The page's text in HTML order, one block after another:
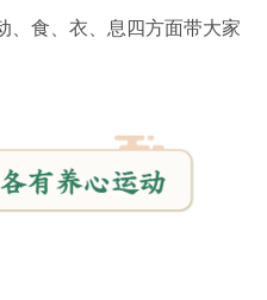
、食、衣、息四方面带大家